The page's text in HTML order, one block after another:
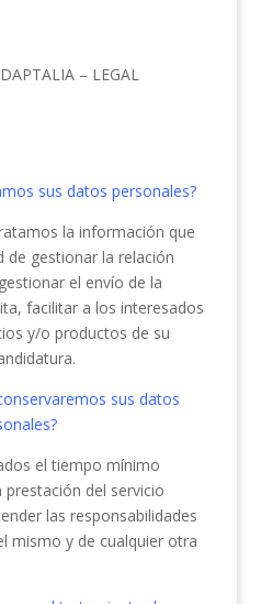
– LEGAL
sus datos personales?
la información que
de gestionar la relación
el envío de la
facilitar a los interesados
y/o productos de su
sus datos
el tiempo mínimo
del servicio
las responsabilidades
mismo y de cualquier otra